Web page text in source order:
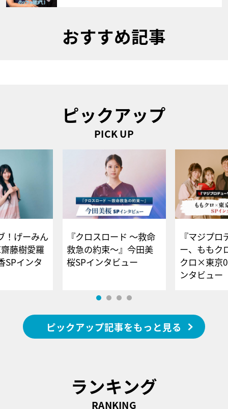
おすすめ記事
ピックアップ
PICK UP
！げーみん
藤樹愛羅
SPインタ
『クロスロード ～救命
救急の約束～』今田美
桜SPインタビュー
『マジプロ
ー、ももク
クロ×東京
ンタビュー
ピックアップ記事をもっと見る
ランキング
RANKING